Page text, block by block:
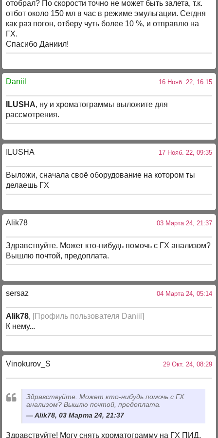
отобрал? По скорости точно не может быть залета, т.к.
отбот около 150 мл в час в режиме эмульгации. Сегдня
как раз погон, отберу чуть более 10 %, и отправлю на
ГХ.
Спасибо Даниил!
Daniil 16 Нояб. 22, 16:15
ILUSHA, ну и хроматограммы выложите для
рассмотрения.
ILUSHA 17 Нояб. 22, 09:35
Выложи, сначала своё оборудование на котором ты
делаешь ГХ
Alik78 03 Марта 24, 21:37
Здравствуйте. Может кто-нибудь помочь с ГХ анализом?
Вышлю почтой, предоплата.
sersaz 04 Марта 24, 05:14
Alik78, [Профиль пользователя Daniil]
К нему...
Vinokurov_S 29 Окт. 24, 08:29
Здравствуйте. Может кто-нибудь помочь с ГХ
анализом? Вышлю почтой, предоплата.
Alik78, 03 Марта 24, 21:37
Здравствуйте! Могу снять хроматограмму на ГХ ПИД.